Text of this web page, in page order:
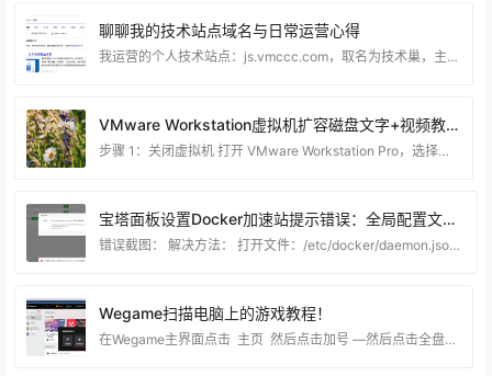
聊聊我的技术站点域名与日常运营心得
我运营的个人技术站点：js.vmccc.com，取名为技术巢，主要分享虚拟机搭建、电脑系统优化、实用工具教程、建站相关经验等内容。 建站至今也有不短的时间了，一路摸索下来，踩过不少坑，也积累了不少实操经验。 选择js.vmccc.com这个域名，也是结合了站点定位综合考虑的。整体字符简洁，辨识度高，不管是日常访问，还是和同好交流分享，都很方便记忆。对于个人技术博客来说，一个易记的域名，不仅方便访客回访，长期运营下来，也能逐步沉淀站点品牌。 熟悉我的朋友都知道，本站主打纯实操类技术干货。内容全部基于日常折腾电脑、服务
VMware Workstation虚拟机扩容磁盘文字+视频教程
步骤 1：关闭虚拟机 打开 VMware Workstation Pro，选择你要扩展磁盘的虚拟机。 确保虚拟机已关闭。如果虚拟机正在运行，请选择“关机”或“关闭电源”。 步骤 2：调整虚拟磁盘大小 右键点击虚拟机名称，选择“设置”（Settings）。 在“硬件”选项卡中，选择“硬盘”（Hard Disk）设备。 点击“扩展”（Expand）按钮，输入新的磁盘大小（注意单位是 GB）。 确认更改，然后点击“完成”或“确定”保存设置。 步骤 3：进入虚拟机操作系统并调整分区 扩展磁盘后，你需要进入虚拟机操作系统中调
宝塔面板设置Docker加速站提示错误：全局配置文件有误，请检查Expecting value:line 1 column 1(char 0)解决方法
错误截图： 解决方法： 打开文件：/etc/docker/daemon.json 填入代码： { "registry-mirrors":
Wegame扫描电脑上的游戏教程！
在Wegame主界面点击 主页 然后点击加号 —然后点击全盘扫描，等待扫描完成就可以了！ 这一步就选择你电脑的磁盘，如果你知道你电脑在那个分区就直接选对应的分区 这样扫描就更快了！